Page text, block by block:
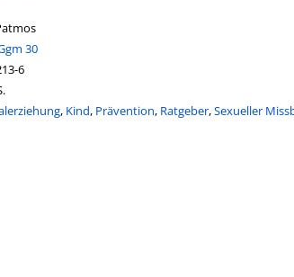
Tab öffnen
dieser Systematik
30
6
, Kind, Prävention, Ratgeber,Sexueller